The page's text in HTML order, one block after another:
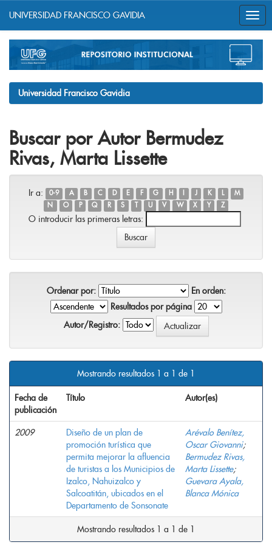
navigation
UNIVERSIDAD FRANCISCO GAVIDIA
Universidad Francisco Gavidia
Buscar por Autor Bermudez
Rivas, Marta Lissette
Ir a: 0-9 A B C D E F G H J K L
M
N
O P Q R S U V W X Y Z
O introducir las primeras letras:
Ordenar por:
En orden:
Resultados por página
Autor/Registro:
Mostrando resultados 1 a 1 de 1
Fecha de
publicación
Título Autor(es)
2009
Diseño de un plan de
promoción turística que
permita mejorar la afluencia
de turistas a los Municipios de
Izalco, Nahuizalco y
Salcoatitán, ubicados en el
Departamento de Sonsonate
Arévalo Benítez,
Oscar Giovanni;
Bermudez Rivas,
Marta Lissette;
Guevara Ayala,
Blanca Mónica
Mostrando resultados 1 a 1 de 1